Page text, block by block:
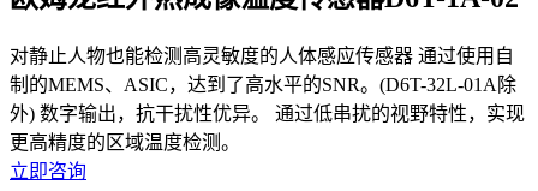
对静止人物也能检测高灵敏度的人体感应传感器 通过使用自
制的MEMS、ASIC，达到了高水平的SNR。(D6T-32L-01A除
外) 数字输出，抗干扰性优异。 通过低串扰的视野特性，实现
更高精度的区域温度检测。
立即咨询